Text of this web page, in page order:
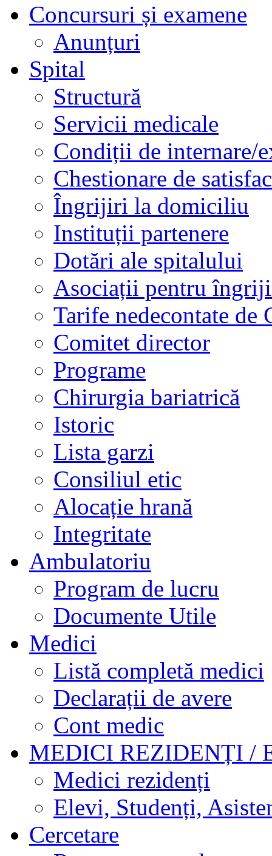
Concursuri și examene
Anunțuri
Spital
Structură
Servicii medicale
Condiții de internare/
Chestionare de
Îngrijiri la domiciliu
Instituții partenere
Dotări ale spitalului
Asociații pentru
Tarife nedecontate de
Comitet director
Programe
Chirurgia bariatrică
Istoric
Lista garzi
Consiliul etic
Alocație hrană
Integritate
Ambulatoriu
Program de lucru
Documente Utile
Medici
Listă completă medici
Declarații de avere
Cont medic
MEDICI REZIDENȚI /
Medici rezidenți
Elevi, Studenți,
Cercetare